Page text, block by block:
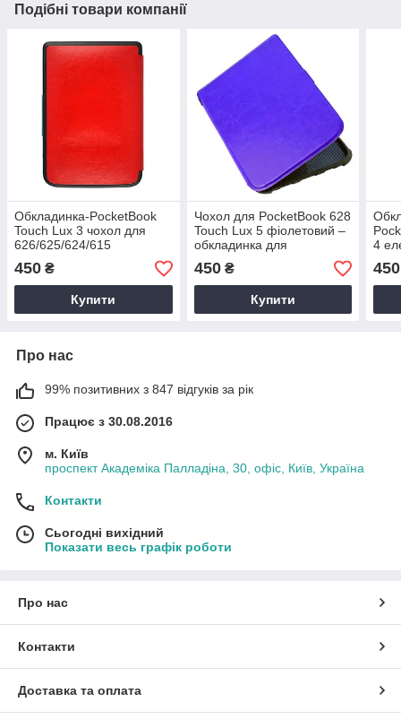
Подібні товари компанії
Обкладинка-PocketBook
Touch Lux 3 чохол для
626/625/624/615
електронної книги – колір
червоний
450 ₴
Купити
Чохол для PocketBook 628
Touch Lux 5 фіолетовий –
обкладинка для
електронної книги
Покетбук
450₴
Купити
4
450
Про нас
99% позитивних з 847 відгуків за рік
Працює з 30.08.2016
м. Київ
проспект Академіка Палладіна, 30, офіс, Київ, Україна
Контакти
Сьогодні вихідний
Показати весь графік роботи
Про нас
Контакти
Доставка та оплата